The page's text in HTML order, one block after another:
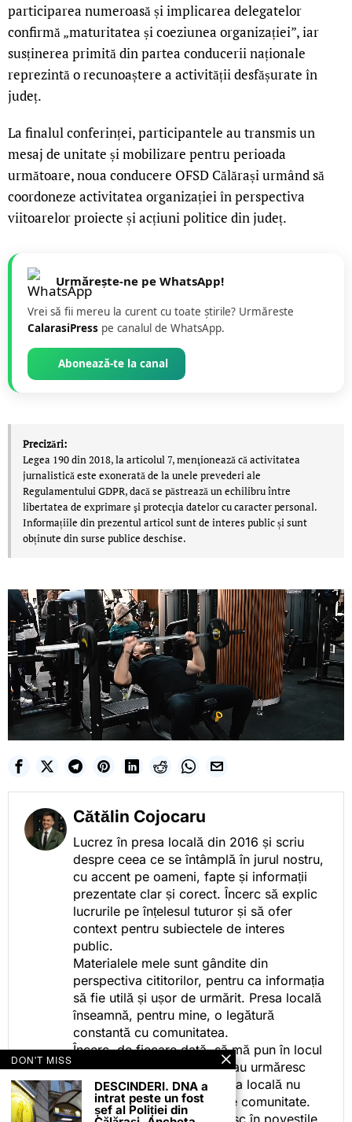
participarea numeroasă și implicarea delegatelor
confirmă „maturitatea și coeziunea organizației”, iar
susținerea primită din partea conducerii naționale
reprezintă o recunoaștere a activității desfășurate în
județ.
La finalul conferinței, participantele au transmis un
mesaj de unitate și mobilizare pentru perioada
următoare, noua conducere OFSD Călărași urmând să
coordoneze activitatea organizației în perspectiva
viitoarelor proiecte și acțiuni politice din județ.
Urmărește-ne pe WhatsApp!
Vrei să fii mereu la curent cu toate știrile? Urmăreste
CalarasiPress pe canalul de WhatsApp.
Abonează-te la canal
Precizări:
Legea 190 din 2018, la articolul 7, menţionează că activitatea
jurnalistică este exonerată de la unele prevederi ale
Regulamentului GDPR, dacă se păstrează un echilibru între
libertatea de exprimare şi protecţia datelor cu caracter personal.
Informațiile din prezentul articol sunt de interes public și sunt
obținute din surse publice deschise.
Cătălin Cojocaru
Lucrez în presa locală din 2016 și scriu
despre ceea ce se întâmplă în jurul nostru,
cu accent pe oameni, fapte și informații
prezentate clar și corect. Încerc să explic
lucrurile pe înțelesul tuturor și să ofer
context pentru subiectele de interes
public.
Materialele mele sunt gândite din
perspectiva cititorilor, pentru ca informația
să fie utilă și ușor de urmărit. Presa locală
înseamnă, pentru mine, o legătură
constantă cu comunitatea.
Încerc, de fiecare dată, să mă pun în locul
celor care citesc, privesc sau urmăresc
ceea ce fac. Pentru că presa locală nu
este despre mine, ci despre comunitate.
DON'T MISS
DESCINDERI. DNA a
intrat peste un fost
șef al Poliției din